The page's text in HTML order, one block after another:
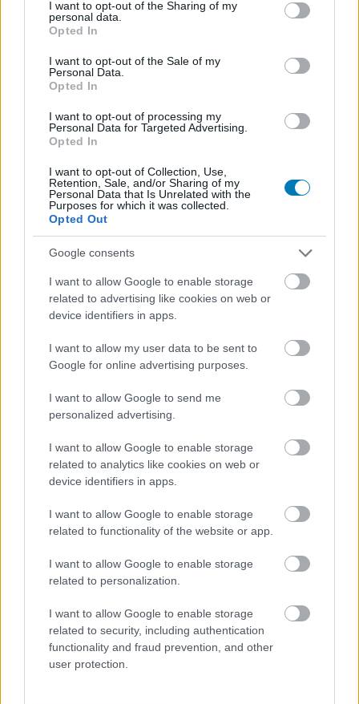
not limited to your visit or usage behaviour. You may click to
grant or deny consent to Google and its third-party tags to
use your data for below specified purposes in below Google
consent section.
I want to opt-out of the Sharing of my
personal data.
Opted In
I want to opt-out of the Sale of my
Personal Data.
Opted In
I want to opt-out of processing my
Personal Data for Targeted Advertising.
Opted In
I want to opt-out of Collection, Use,
Retention, Sale, and/or Sharing of my
Personal Data that Is Unrelated with the
Purposes for which it was collected.
Opted Out
Google consents
I want to allow Google to enable storage
related to advertising like cookies on web or
device identifiers in apps.
I want to allow my user data to be sent to
Google for online advertising purposes.
I want to allow Google to send me
personalized advertising.
I want to allow Google to enable storage
related to analytics like cookies on web or
device identifiers in apps.
I want to allow Google to enable storage
related to functionality of the website or app.
I want to allow Google to enable storage
related to personalization.
I want to allow Google to enable storage
related to security, including authentication
functionality and fraud prevention, and other
user protection.
A Forma 1-ben a kanyarban sincs az AI
pcwplus.hu | 2025.08.01 11:11
1,2 másodperc kell mindössze ahhoz, hogy egy Forma 1-es
autóból minden adat feldolgozva, információként eljusson a
hogy a pilóták munkáját elveszi az AI.
Valószínűleg nem csinál több Forza Motorsportot az
| 2025.07.04 19:54
A kirúgott fejlesztők szerint a csapatnak és zárt pályás
autóversenyre fókuszáló sorozatnak is vége.